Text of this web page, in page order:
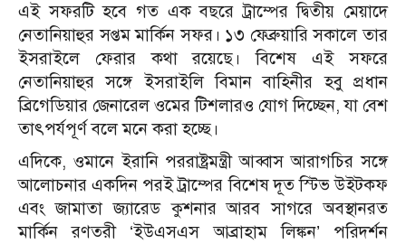
এই সফরটি হবে গত এক বছরে ট্রাম্পের দ্বিতীয় মেয়াদে
নেতানিয়াহুর সপ্তম মার্কিন সফর। ১৩ ফেব্রুয়ারি সকালে তার
ইসরাইলে ফেরার কথা রয়েছে। বিশেষ এই সফরে
নেতানিয়াহুর সঙ্গে ইসরাইলি বিমান বাহিনীর হবু প্রধান
ব্রিগেডিয়ার জেনারেল ওমের টিশলারও যোগ দিচ্ছেন, যা বেশ
তাৎপর্যপূর্ণ বলে মনে করা হচ্ছে।
এদিকে, ওমানে ইরানি পররাষ্ট্রমন্ত্রী আব্বাস আরাগচির সঙ্গে
আলোচনার একদিন পরই ট্রাম্পের বিশেষ দূত স্টিভ উইটকফ
এবং জামাতা জ্যারেড কুশনার আরব সাগরে অবস্থানরত
মার্কিন রণতরী ‘ইউএসএস আব্রাহাম লিঙ্কন’ পরিদর্শন